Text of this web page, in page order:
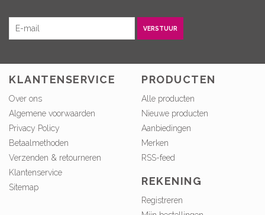
VERSTUUR
KLANTENSERVICE
Over ons
Algemene voorwaarden
Privacy Policy
Betaalmethoden
Verzenden & retourneren
Klantenservice
Sitemap
PRODUCTEN
Alle producten
Nieuwe producten
Aanbiedingen
Merken
RSS-feed
REKENING
Registreren